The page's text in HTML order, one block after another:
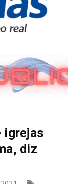
igrejas
diz